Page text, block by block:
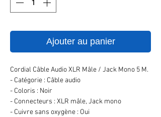
Ajouter au panier
Cordial Câble Audio XLR Mâle / Jack Mono 5 M.
- Catégorie : Câble audio
- Coloris : Noir
- Connecteurs : XLR mâle, Jack mono
- Cuivre sans oxygène : Oui